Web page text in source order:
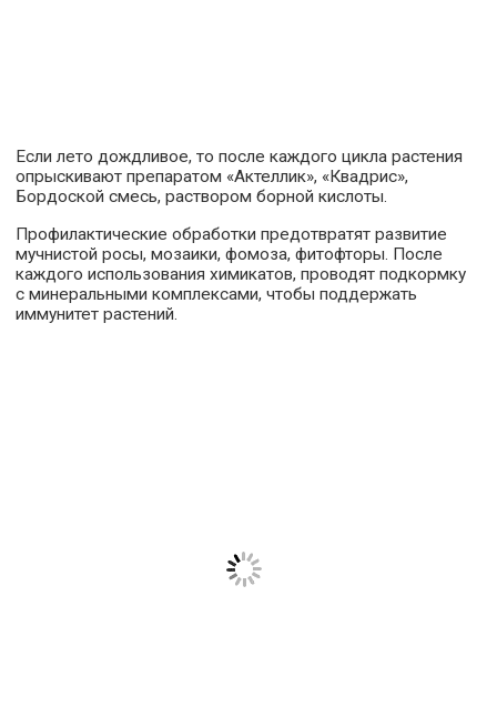
Если лето дождливое, то после каждого цикла растения
опрыскивают препаратом «Актеллик», «Квадрис»,
Бордоской смесь, раствором борной кислоты.
Профилактические обработки предотвратят развитие
мучнистой росы, мозаики, фомоза, фитофторы. После
каждого использования химикатов, проводят подкормку
с минеральными комплексами, чтобы поддержать
иммунитет растений.